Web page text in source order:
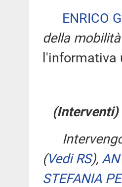
ENRICO
della
l'informativa
(Interventi)
(Vedi RS),
STEFANIA